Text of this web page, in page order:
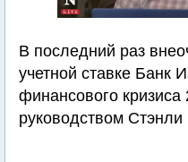
В последний раз
учетной ставке Банк
финансового кризиса
руководством